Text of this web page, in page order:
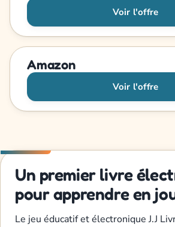
Voir l'offre
Amazon
Voir l'offre
Un premier livre
pour apprendre en
Le jeu éducatif et électronique J.J